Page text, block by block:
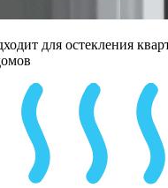
для остекления